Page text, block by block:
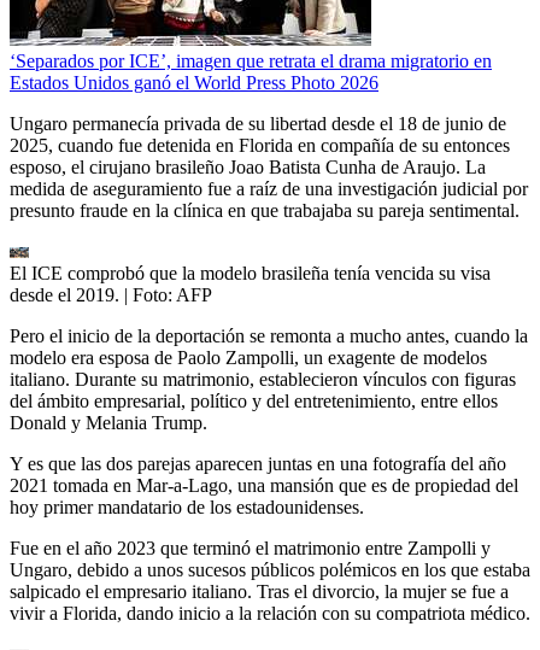
‘Separados por ICE’, imagen que retrata el drama migratorio en
Estados Unidos ganó el World Press Photo 2026
Ungaro permanecía privada de su libertad desde el 18 de junio de
2025, cuando fue detenida en Florida en compañía de su entonces
esposo, el cirujano brasileño Joao Batista Cunha de Araujo. La
medida de aseguramiento fue a raíz de una investigación judicial por
presunto fraude en la clínica en que trabajaba su pareja sentimental.
El ICE comprobó que la modelo brasileña tenía vencida su visa
desde el 2019. | Foto: AFP
Pero el inicio de la deportación se remonta a mucho antes, cuando la
modelo era esposa de Paolo Zampolli, un exagente de modelos
italiano. Durante su matrimonio, establecieron vínculos con figuras
del ámbito empresarial, político y del entretenimiento, entre ellos
Donald y Melania Trump.
Y es que las dos parejas aparecen juntas en una fotografía del año
2021 tomada en Mar-a-Lago, una mansión que es de propiedad del
hoy primer mandatario de los estadounidenses.
Fue en el año 2023 que terminó el matrimonio entre Zampolli y
Ungaro, debido a unos sucesos públicos polémicos en los que estaba
salpicado el empresario italiano. Tras el divorcio, la mujer se fue a
vivir a Florida, dando inicio a la relación con su compatriota médico.